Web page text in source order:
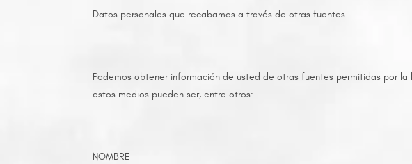
Datos personales que recabamos a través de otras fuentes
Podemos obtener información de usted de otras fuentes permitidas por
estos medios pueden ser, entre otros:
NOMBRE